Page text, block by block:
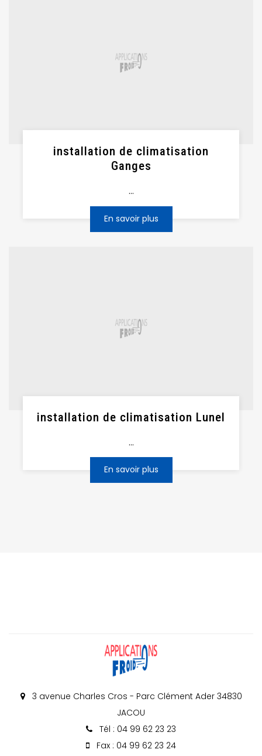
installation de climatisation
Ganges
...
En savoir plus
installation de climatisation Lunel
...
En savoir plus
3 avenue Charles Cros - Parc Clément Ader 34830
JACOU
Tél : 04 99 62 23 23
Fax : 04 99 62 23 24